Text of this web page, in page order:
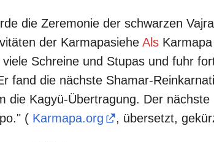
die Zeremonie der schwarzen
der Karmapasiehe Als
Schreine und Stupas und fuhr
fand die nächste Shamar-
die Kagyü-Übertragung. Der
( Karmapa.org , übersetzt,